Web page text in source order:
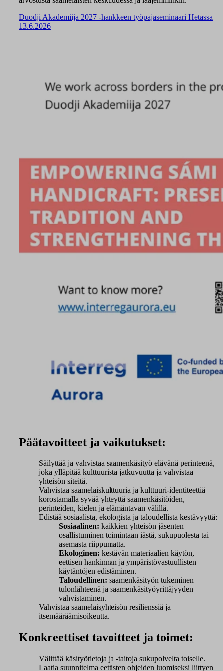
Duodji Akademiija 2027 -hankkeen työpajaseminaari Hetassa
13.6.2026
Päätavoitteet ja vaikutukset:
Säilyttää ja vahvistaa saamenkäsityö elävänä perinteenä,
joka ylläpitää kulttuurista jatkuvuutta ja vahvistaa
yhteisön siteitä.
Vahvistaa saamelaiskulttuuria ja kulttuuri-identiteettiä
korostamalla syvää yhteyttä saamenkäsitöiden,
perinteiden, kielen ja elämäntavan välillä.
Edistää sosiaalista, ekologista ja taloudellista kestävyyttä:
Sosiaalinen: kaikkien yhteisön jäsenten
osallistuminen toimintaan iästä, sukupuolesta tai
asemasta riippumatta.
Ekologinen: kestävän materiaalien käytön,
eettisen hankinnan ja ympäristövastuullisten
käytäntöjen edistäminen.
Taloudellinen: saamenkäsityön tukeminen
tulonlähteenä ja saamenkäsityöyrittäjyyden
vahvistaminen.
Vahvistaa saamelaisyhteisön resilienssiä ja
itsemääräämisoikeutta.
Konkreettiset tavoitteet ja toimet:
Välittää käsityötietoja ja -taitoja sukupolvelta toiselle.
Laatia suunnitelma eettisten ohjeiden luomiseksi liittyen